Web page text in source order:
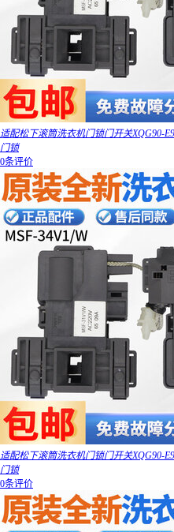
适配松下滚筒洗衣机门锁门开关XQG90-
门锁
0条评价
适配松下滚筒洗衣机门锁门开关XQG90-
门锁
0条评价